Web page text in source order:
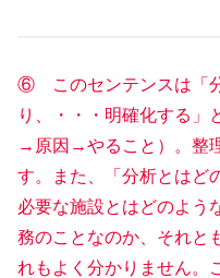
⑥ このセンテンスは「
り、・・・明確化する」
→原因→やること）。整
す。また、「分析とはど
必要な施設とはどのよう
務のことなのか、それと
れもよく分かりません。